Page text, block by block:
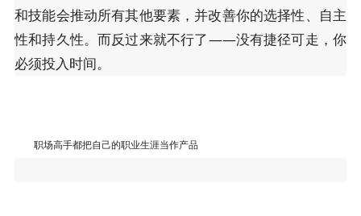
和技能会推动所有其他要素，并改善你的选择性、自主
性和持久性。而反过来就不行了——没有捷径可走，你
必须投入时间。
职场高手都把自己的职业生涯当作产品